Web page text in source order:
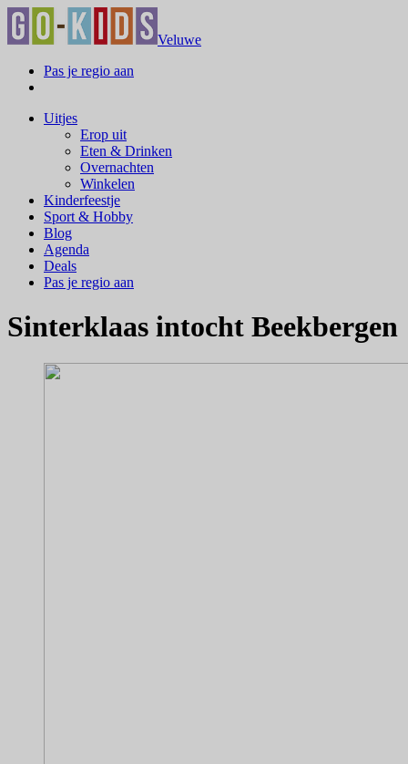
Veluwe
Pas je regio aan
Uitjes
Erop uit
Eten & Drinken
Overnachten
Winkelen
Kinderfeestje
Sport & Hobby
Blog
Agenda
Deals
Pas je regio aan
Sinterklaas intocht Beekbergen